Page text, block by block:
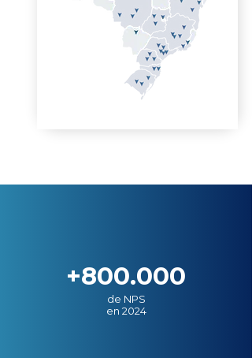
+800.000
de NPS
en 2024